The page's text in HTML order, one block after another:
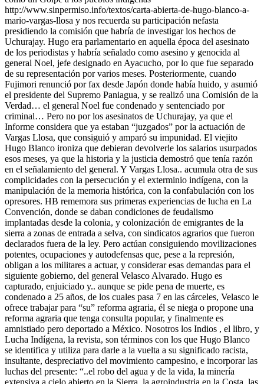
http://www.sinpermiso.info/textos/carta-abierta-de-hugo-blanco-a-
mario-vargas-llosa y nos recuerda su participación nefasta
presidiendo la comisión que habría de investigar los hechos de
Uchurajay. Hugo era parlamentario en aquella época del asesinato
de los periodistas y habría señalado como asesino y genocida al
general Noel, jefe designado en Ayacucho, por lo que fue separado
de su representación por varios meses. Posteriormente, cuando
Fujimori renunció por fax desde Japón donde había huido, y asumió
el presidente del Supremo Paniagua, y se realizó una Comisión de la
Verdad… el general Noel fue condenado y sentenciado por
criminal… Pero no por los asesinatos de Uchurajay, ya que el
Informe considera que ya estaban “juzgados” por la actuación de
Vargas Llosa, que consiguió y amparó su impunidad. El viejito
Hugo Blanco ironiza que debieran devolverle los salarios usurpados
esos meses, ya que la historia y la justicia demostró que tenía razón
en el señalamiento del general. Y Vargas Llosa.. acumula otra de sus
complicidades con la persecución y el exterminio indígena, con la
manipulación de la memoria histórica, con la confabulación con los
opresores. HB rememora sus primeras experiencias de lucha en La
Convención, donde se daban condiciones de feudalismo
implantadas desde la colonia, y colonización de emigrantes de la
sierra a zonas de entrada a selva, con sindicatos agrarios que fueron
declarados fuera de la ley. Pero actúan consiguiendo movilizaciones
potentes, ocupaciones y autodefensas que, pese a la represión,
obligan a los militares a actuar, y considerar esas demandas para el
siguiente gobierno, del general Velasco Alvarado. Hugo es
capturado, enjuiciado y.. aunque se pide pena de muerte, es
condenado a 25 años, de los cuales pasa 7 en las cárceles, Velasco le
ofrece trabajar para “su” reforma agraria, él se niega o propone una
reforma agraria que tenga consulta popular, y finalmente es
amnistiado pero deportado a México. Nosotros los Indios , el libro, y
Lucha Indígena, la revista, son términos con los que Hugo Blanco
se identifica y utiliza para darle a la vuelta a su significado racista,
insultante, despreciativo del movimiento campesino, e incorporar las
luchas del presente: “..el robo del agua y de la vida, la minería
extensiva a cielo abierto en la Sierra, la agroindustria en la Costa, las